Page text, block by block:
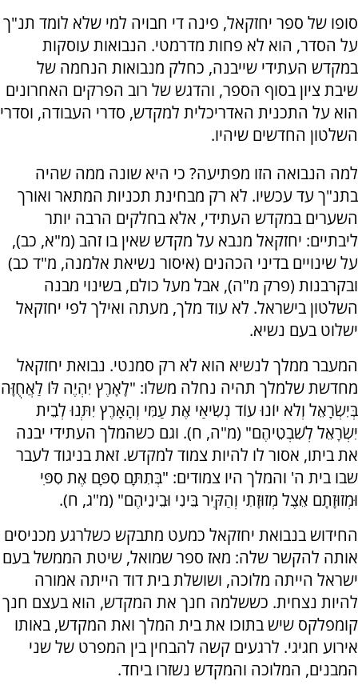
סופו של ספר יחזקאל, פינה די חבויה למי שלא לומד תנ"ך
על הסדר, הוא לא פחות מדרמטי. הנבואות עוסקות
במקדש העתידי שייבנה, כחלק מנבואות הנחמה של
שיבת ציון בסוף הספר, והדגש של רוב הפרקים האחרונים
הוא על התכנית האדריכלית למקדש, סדרי העבודה, וסדרי
השלטון החדשים שיהיו.
למה הנבואה הזו מפתיעה? כי היא שונה ממה שהיה
בתנ"ך עד עכשיו. לא רק מבחינת תכניות המתאר ואורך
השערים במקדש העתידי, אלא בחלקים הרבה יותר
ליבתיים: יחזקאל מנבא על מקדש שאין בו זהב (מ"א, כב),
על שינויים בדיני הכהנים (איסור נשיאת אלמנה, מ"ד כב)
ובקרבנות (פרק מ"ה), אבל מעל כולם, בשינוי מבנה
השלטון בישראל. לא עוד מלך, מעתה ואילך לפי יחזקאל
ישלוט בעם נשיא.
המעבר ממלך לנשיא הוא לא רק סמנטי. נבואת יחזקאל
מחדשת שלמלך תהיה נחלה משלו: "לָאָרֶץ יִהְיֶה לּוֹ לַאֲחֻזָּה
בְּיִשְׂרָאֵל וְלֹא יוֹנוּ עוֹד נְשִׂיאַי אֶת עַמִּי וְהָאָרֶץ יִתְּנוּ לְבֵית
יִשְׂרָאֵל לְשִׁבְטֵיהֶם" (מ"ה, ח). וגם כשהמלך העתידי יבנה
את ביתו, אסור לו להיות צמוד למקדש. זאת בניגוד לעבר
שבו בית ה' והמלך היו צמודים: "בְּתִתָּם סִפָּם אֶת סִפִּי
וּמְזוּזָתָם אֵצֶל מְזוּזָתִי וְהַקִּיר בֵּינִי וּבֵינֵיהֶם" (מ"ג, ח).
החידוש בנבואת יחזקאל כמעט מתבקש כשלרגע מכניסים
אותה להקשר שלה: מאז ספר שמואל, שיטת הממשל בעם
ישראל הייתה מלוכה, ושושלת בית דוד הייתה אמורה
להיות נצחית. כששלמה חנך את המקדש, הוא בעצם חנך
קומפלקס שיש בתוכו את בית המלך ואת המקדש, באותו
אירוע חגיגי. לרגעים קשה להבחין בין המפרט של שני
המבנים, המלוכה והמקדש נשזרו ביחד.